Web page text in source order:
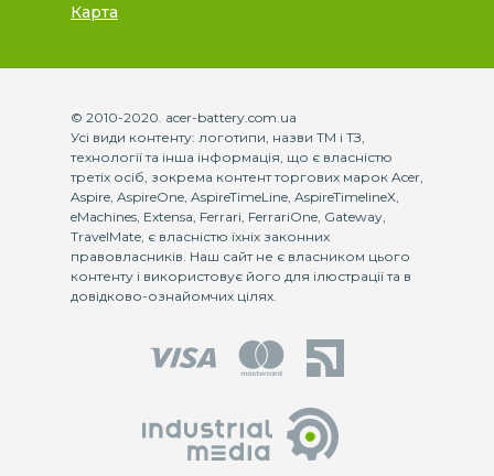
Карта
© 2010-2020. acer-battery.com.ua
Усі види контенту: логотипи, назви ТМ і ТЗ,
технології та інша інформація, що є власністю
третіх осіб, зокрема контент торгових марок Acer,
Aspire, AspireOne, AspireTimeLine, AspireTimelineX,
eMachines, Extensa, Ferrari, FerrariOne, Gateway,
TravelMate, є власністю їхніх законних
правовласників. Наш сайт не є власником цього
контенту і використовує його для ілюстрації та в
довідково-ознайомчих цілях.